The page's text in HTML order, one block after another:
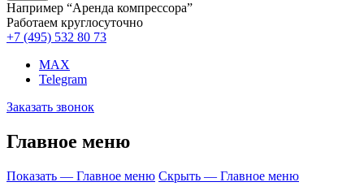
Например “Аренда компрессора”
Работаем круглосуточно
+7 (495) 532 80 73
MAX
Telegram
Заказать звонок
Главное меню
Показать — Главное меню Скрыть — Главное меню